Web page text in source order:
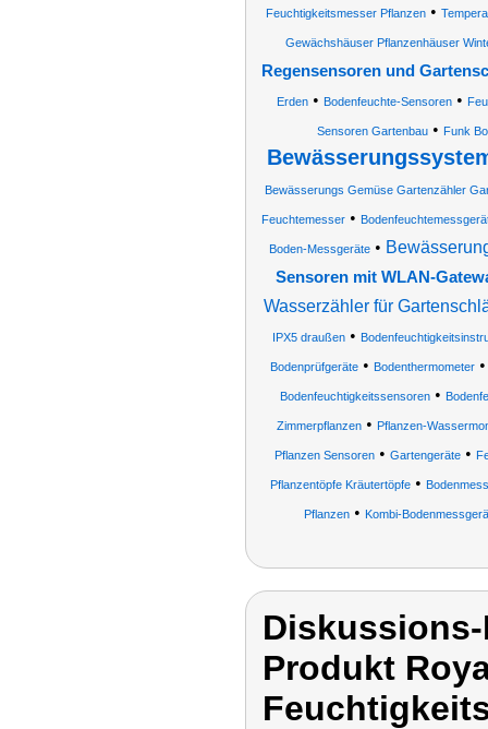
Feuchtigkeitsmesser Pflanzen •
Gewächshäuser Pflanzenhäuser
Regensensoren und
Erden • Bodenfeuchte-Sensoren •
Sensoren Gartenbau • Funk
Bewässerungs Gemüse Gartenzähler
Feuchtemesser •
Boden-Messgeräte •
Sensoren mit WLAN-
Wasserzähler für
IPX5 draußen •
Bodenprüfgeräte • Bodenthermometer
Bodenfeuchtigkeitssensoren•
Zimmerpflanzen• Pflanzen-
Pflanzen Sensoren• Gartengeräte•
Pflanzentöpfe Kräutertöpfe•
Pflanzen • Kombi-
Produkt